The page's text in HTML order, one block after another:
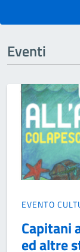
Eventi
EVENTO
Capitani
ed altre